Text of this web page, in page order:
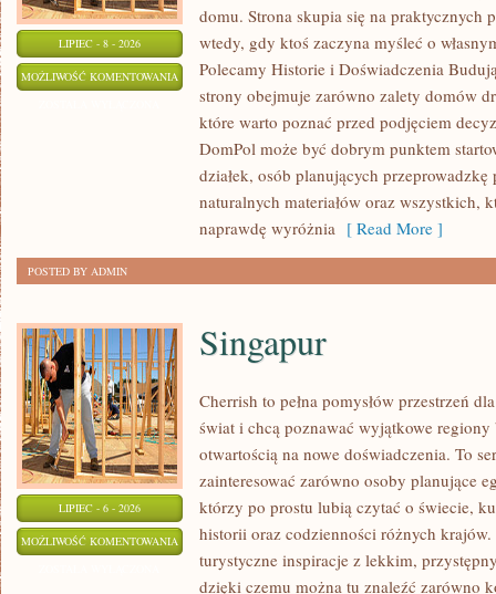
LIPIEC - 8 - 2026
MOŻLIWOŚĆ KOMENTOWANIA WNĘTRZA
WYKOŃCZENIA
domu. Strona skupia się na praktycznych
wtedy, gdy ktoś zaczyna myśleć o
Polecamy Historie i Doświadczenia
strony obejmuje zarówno zalety domów
które warto poznać przed podjęciem
DomPol może być dobrym punktem
działek, osób planujących
naturalnych materiałów oraz wszystkich,
naprawdę wyróżnia [ Read More ]
POSTED BY ADMIN
LIPIEC - 6 - 2026
MOŻLIWOŚĆ KOMENTOWANIA SINGAPUR
Singapur
Cherrish to pełna pomysłów przestrzeń
świat i chcą poznawać wyjątkowe
otwartością na nowe doświadczenia. To
zainteresować zarówno osoby planujące
którzy po prostu lubią czytać o świecie,
historii oraz codzienności różnych krajów.
turystyczne inspiracje z lekkim,
dzięki czemu można tu znaleźć zarówno